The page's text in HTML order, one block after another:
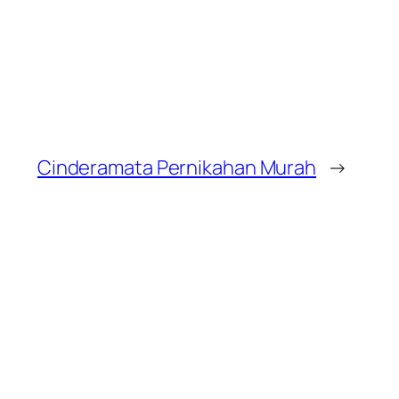
Cinderamata Pernikahan Murah →